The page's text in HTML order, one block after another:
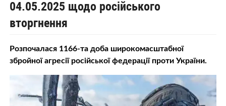
04.05.2025 щодо російського
вторгнення
Розпочалася 1166-та доба широкомасштабної
збройної агресії російської федерації проти України.